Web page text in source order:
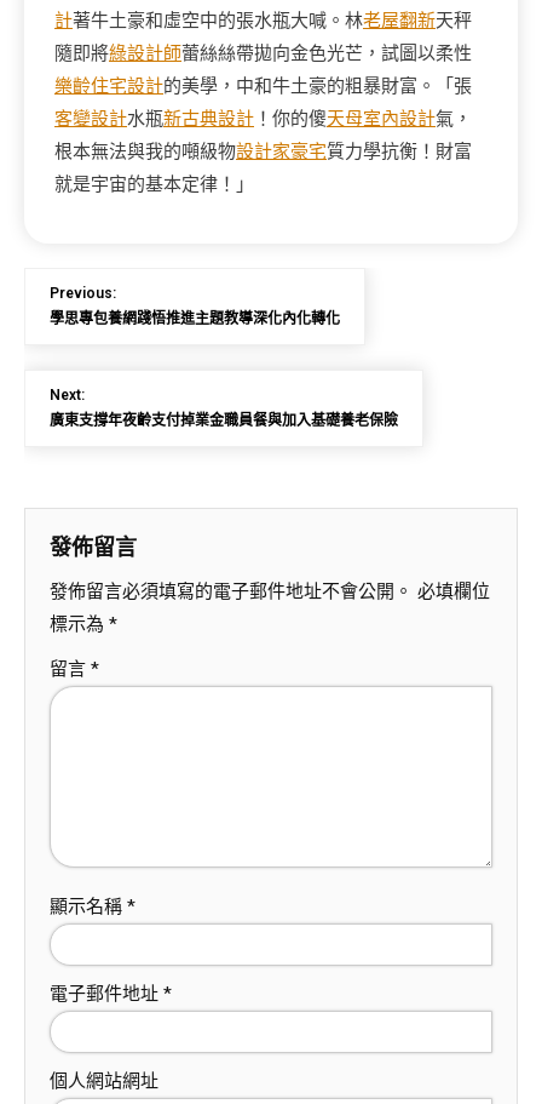
計著牛土豪和虛空中的張水瓶大喊。林老屋翻新天秤
隨即將綠設計師蕾絲絲帶拋向金色光芒，試圖以柔性
樂齡住宅設計的美學，中和牛土豪的粗暴財富。「張
客變設計水瓶新古典設計 ！你的傻天母室內設計氣，
根本無法與我的噸級物設計家豪宅質力學抗衡！財富
就是宇宙的基本定律！」
Previous:
學思專包養網踐悟推進主題教導深化內化轉化
Next:
廣東支撐年夜齡支付掉業金職員餐與加入基礎養老保險
發佈留言
發佈留言必須填寫的電子郵件地址不會公開。 必填欄位
標示為 *
留言 *
顯示名稱 *
電子郵件地址 *
個人網站網址